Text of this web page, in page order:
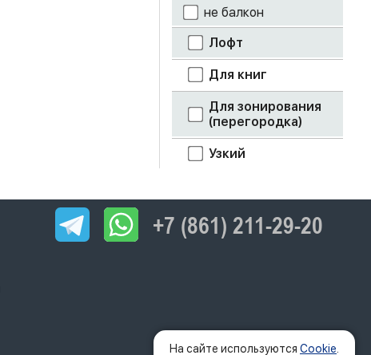
не балкон
Лофт
Для книг
Для зонирования
(перегородка)
Узкий
+7 (861) 211-29-20
На сайте используются Cookie